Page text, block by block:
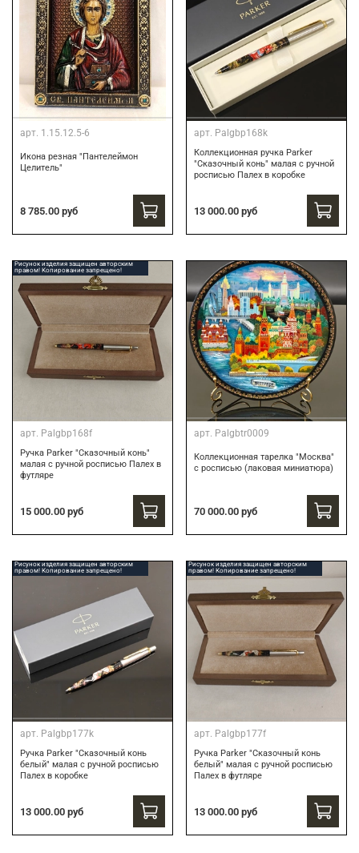
арт. 1.15.12.5-6
Икона резная "Пантелеймон
Целитель"
8 785.00 руб
арт. Palgbp168k
Коллекционная ручка Parker
"Сказочный конь" малая с ручной
росписью Палех в коробке
13 000.00 руб
Рисунок изделия защищен авторским
правом! Копирование запрещено!
арт. Palgbp168f
Ручка Parker "Сказочный конь"
малая с ручной росписью Палех в
футляре
15 000.00 руб
арт. Palgbtr0009
Коллекционная тарелка "Москва"
с росписью (лаковая миниатюра)
70 000.00 руб
Рисунок изделия защищен авторским
правом! Копирование запрещено!
арт. Palgbp177k
Ручка Parker "Сказочный конь
белый" малая с ручной росписью
Палех в коробке
13 000.00 руб
Рисунок изделия защищен авторским
правом! Копирование запрещено!
арт. Palgbp177f
Ручка Parker "Сказочный конь
белый" малая с ручной росписью
Палех в футляре
13 000.00 руб